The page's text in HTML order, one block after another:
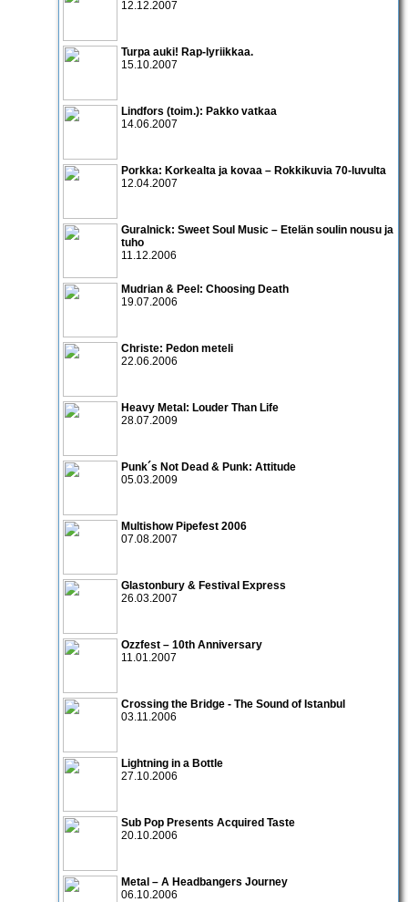
12.12.2007
Turpa auki! Rap-lyriikkaa.
15.10.2007
Lindfors (toim.): Pakko vatkaa
14.06.2007
Porkka: Korkealta ja kovaa – Rokkikuvia 70-luvulta
12.04.2007
Guralnick: Sweet Soul Music – Etelän soulin nousu ja
tuho
11.12.2006
Mudrian & Peel: Choosing Death
19.07.2006
Christe: Pedon meteli
22.06.2006
Heavy Metal: Louder Than Life
28.07.2009
Punk´s Not Dead & Punk: Attitude
05.03.2009
Multishow Pipefest 2006
07.08.2007
Glastonbury & Festival Express
26.03.2007
Ozzfest – 10th Anniversary
11.01.2007
Crossing the Bridge - The Sound of Istanbul
03.11.2006
Lightning in a Bottle
27.10.2006
Sub Pop Presents Acquired Taste
20.10.2006
Metal – A Headbangers Journey
06.10.2006